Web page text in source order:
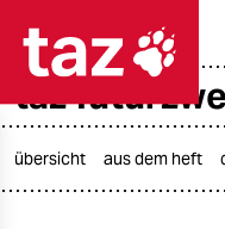
taz
übersicht aus dem heft